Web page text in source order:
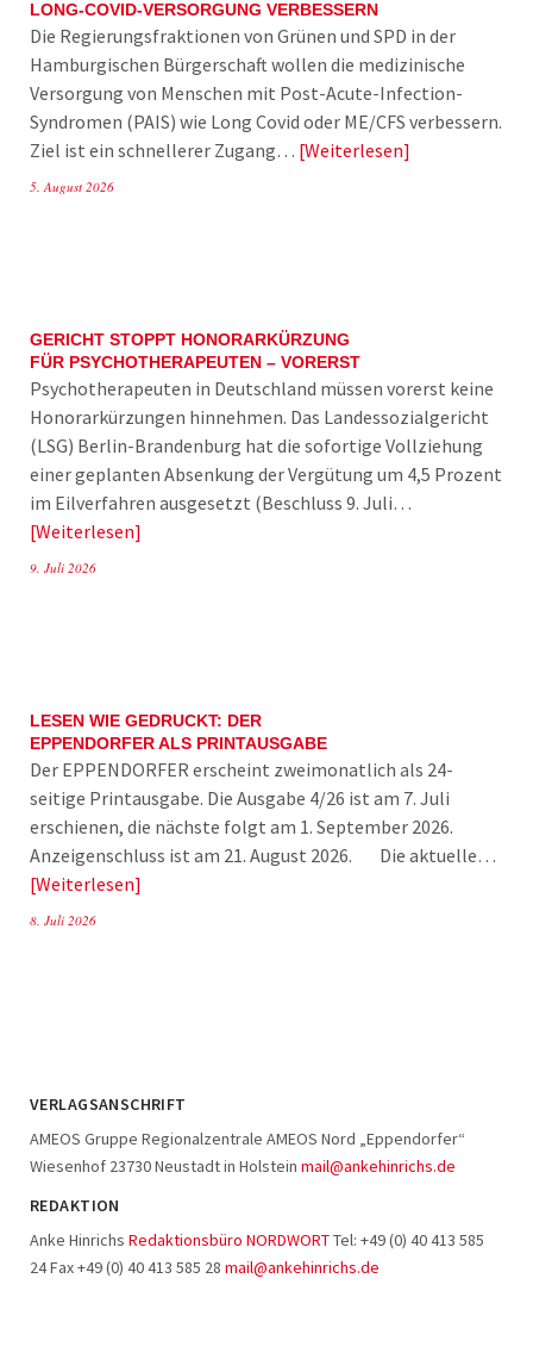
LONG-COVID-VERSORGUNG VERBESSERN
Die Regierungsfraktionen von Grünen und SPD in der
Hamburgischen Bürgerschaft wollen die medizinische
Versorgung von Menschen mit Post-Acute-Infection-
Syndromen (PAIS) wie Long Covid oder ME/CFS verbessern.
Ziel ist ein schnellerer Zugang… Weiterlesen
5. August 2026
GERICHT STOPPT HONORARKÜRZUNG
FÜR PSYCHOTHERAPEUTEN – VORERST
Psychotherapeuten in Deutschland müssen vorerst keine
Honorarkürzungen hinnehmen. Das Landessozialgericht
(LSG) Berlin-Brandenburg hat die sofortige Vollziehung
einer geplanten Absenkung der Vergütung um 4,5 Prozent
im Eilverfahren ausgesetzt (Beschluss 9. Juli…
Weiterlesen
9. Juli 2026
LESEN WIE GEDRUCKT: DER
EPPENDORFER ALS PRINTAUSGABE
Der EPPENDORFER erscheint zweimonatlich als 24-
seitige Printausgabe. Die Ausgabe 4/26 ist am 7. Juli
erschienen, die nächste folgt am 1. September 2026.
Anzeigenschluss ist am 21. August 2026. Die aktuelle…
Weiterlesen
8. Juli 2026
VERLAGSANSCHRIFT
AMEOS Gruppe Regionalzentrale AMEOS Nord „Eppendorfer“
Wiesenhof 23730 Neustadt in Holstein mail@ankehinrichs.de
REDAKTION
Anke Hinrichs Redaktionsbüro NORDWORTTel: +49 (0) 40 413 585
24 Fax +49 (0) 40 413 585 28 mail@ankehinrichs.de